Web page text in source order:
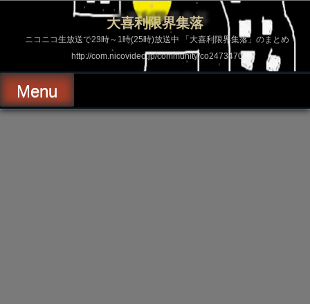
ス
ッ
プ
大喜利限界集落
ニコニコ生放送で23時～1時(25時)放送中 「大喜利限界集落」のまとめ
http://com.nicovideo.jp/community/co2473470
Menu